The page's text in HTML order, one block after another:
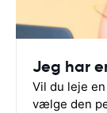
Jeg har
Vil du leje
vælge den